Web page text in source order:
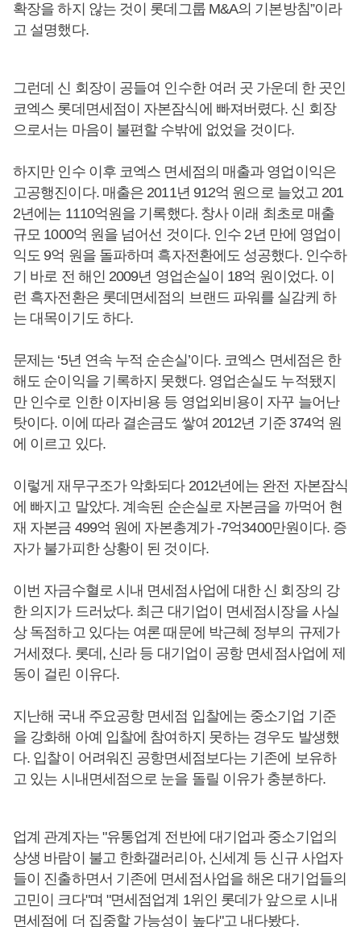
확장을 하지 않는 것이 롯데그룹 M&A의 기본방침”이라
고 설명했다.
그런데 신 회장이 공들여 인수한 여러 곳 가운데 한 곳인
코엑스 롯데면세점이 자본잠식에 빠져버렸다. 신 회장
으로서는 마음이 불편할 수밖에 없었을 것이다.
하지만 인수 이후 코엑스 면세점의 매출과 영업이익은
고공행진이다. 매출은 2011년 912억 원으로 늘었고 201
2년에는 1110억원을 기록했다. 창사 이래 최초로 매출
규모 1000억 원을 넘어선 것이다. 인수 2년 만에 영업이
익도 9억 원을 돌파하며 흑자전환에도 성공했다. 인수하
기 바로 전 해인 2009년 영업손실이 18억 원이었다. 이
런 흑자전환은 롯데면세점의 브랜드 파워를 실감케 하
는 대목이기도 하다.
문제는 ‘5년 연속 누적 순손실’이다. 코엑스 면세점은 한
해도 순이익을 기록하지 못했다. 영업손실도 누적됐지
만 인수로 인한 이자비용 등 영업외비용이 자꾸 늘어난
탓이다. 이에 따라 결손금도 쌓여 2012년 기준 374억 원
에 이르고 있다.
이렇게 재무구조가 악화되다 2012년에는 완전 자본잠식
에 빠지고 말았다. 계속된 순손실로 자본금을 까먹어 현
재 자본금 499억 원에 자본총계가 -7억3400만원이다. 증
자가 불가피한 상황이 된 것이다.
이번 자금수혈로 시내 면세점사업에 대한 신 회장의 강
한 의지가 드러났다. 최근 대기업이 면세점시장을 사실
상 독점하고 있다는 여론 때문에 박근혜 정부의 규제가
거세졌다. 롯데, 신라 등 대기업이 공항 면세점사업에 제
동이 걸린 이유다.
지난해 국내 주요공항 면세점 입찰에는 중소기업 기준
을 강화해 아예 입찰에 참여하지 못하는 경우도 발생했
다. 입찰이 어려워진 공항면세점보다는 기존에 보유하
고 있는 시내면세점으로 눈을 돌릴 이유가 충분하다.
업계 관계자는 "유통업계 전반에 대기업과 중소기업의
상생 바람이 불고 한화갤러리아, 신세계 등 신규 사업자
들이 진출하면서 기존에 면세점사업을 해온 대기업들의
고민이 크다"며 "면세점업계 1위인 롯데가 앞으로 시내
면세점에 더 집중할 가능성이 높다"고 내다봤다.